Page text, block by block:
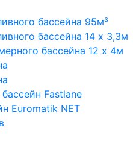
бассейна 95м³
бассейна 14 х 3,3м
бассейна 12 х 4м
Fastlane
Euromatik NET